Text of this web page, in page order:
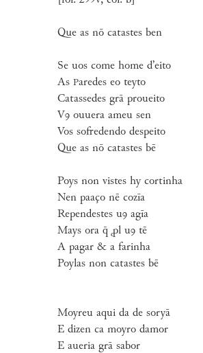
Que as nō catastes ben
Se uos come home d’eito
AsParedes eo teyto
Catassedes grā proueito
Vꝯ ouuera ameu sen
Vos sofredendo despeito
Que as nō catastes bē
Poys non vistes hy cortinha
Nen paaço nē cozīa
Rependestes uꝯ agīa
Mays ora q̄ ꝓl uꝯ tē
A pagar & a farinha
Poylas non catastes bē
Moyreu aqui da de soryā
E dizen ca moyro damor
E aueria grā sabor